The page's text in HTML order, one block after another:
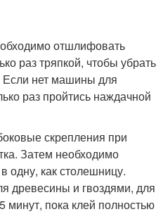
отшлифовать
раз тряпкой, чтобы убрать
Если нет машины для
раз пройтись наждачной
скрепления при
Затем необходимо
одну, как столешницу.
древесины и гвоздями, для
минут, пока клей полностью